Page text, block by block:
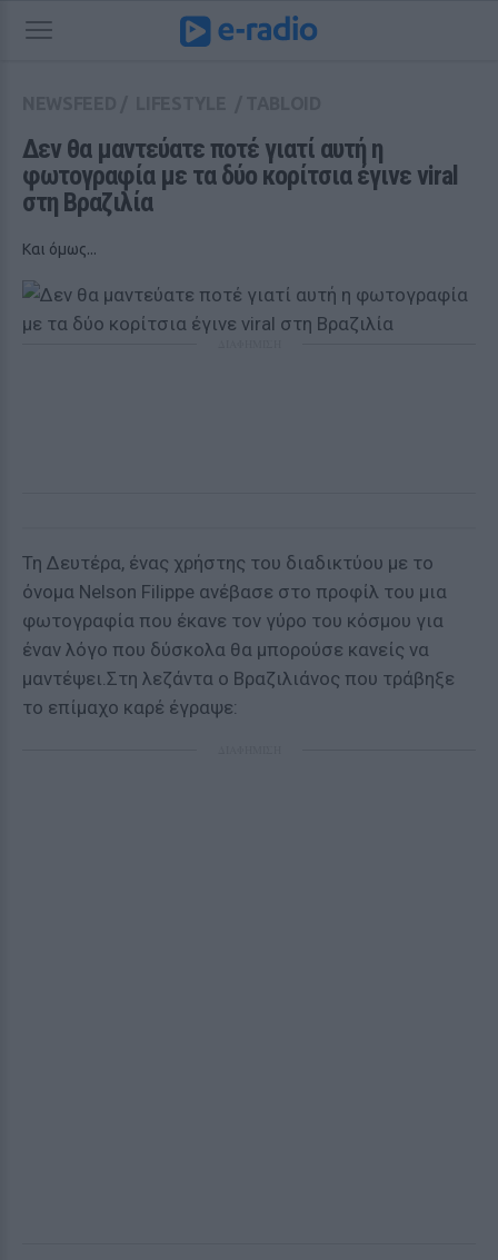
Δεν θα μαντεύατε ποτέ γιατί αυτή η
φωτογραφία με τα δύο κορίτσια έγινε viral
στη Βραζιλία
Και όμως...
Τη Δευτέρα, ένας χρήστης του διαδικτύου με το
όνομα Nelson Filippe ανέβασε στο προφίλ του μια
φωτογραφία που έκανε τον γύρο του κόσμου για
έναν λόγο που δύσκολα θα μπορούσε κανείς να
μαντέψει.Στη λεζάντα ο Βραζιλιάνος που τράβηξε
το επίμαχο καρέ έγραψε: